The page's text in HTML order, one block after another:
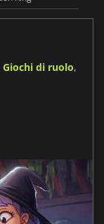
Giochi di ruolo,